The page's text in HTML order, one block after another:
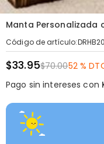
Manta Personalizada
Código de artículo:
$33.95$70.0052 %
Pago sin intereses con